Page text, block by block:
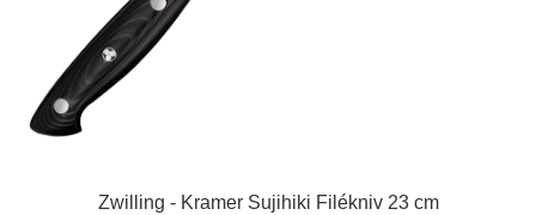
Zwilling - Kramer Sujihiki Filékniv 23 cm